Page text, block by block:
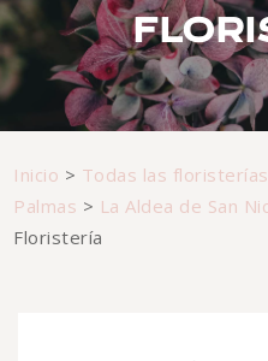
Inicio > Todas las floristerías
Palmas > La Aldea de San
Floristería